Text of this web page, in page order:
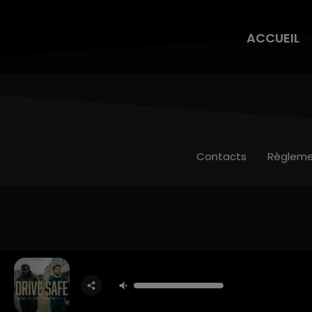
ACCUEIL
Contacts